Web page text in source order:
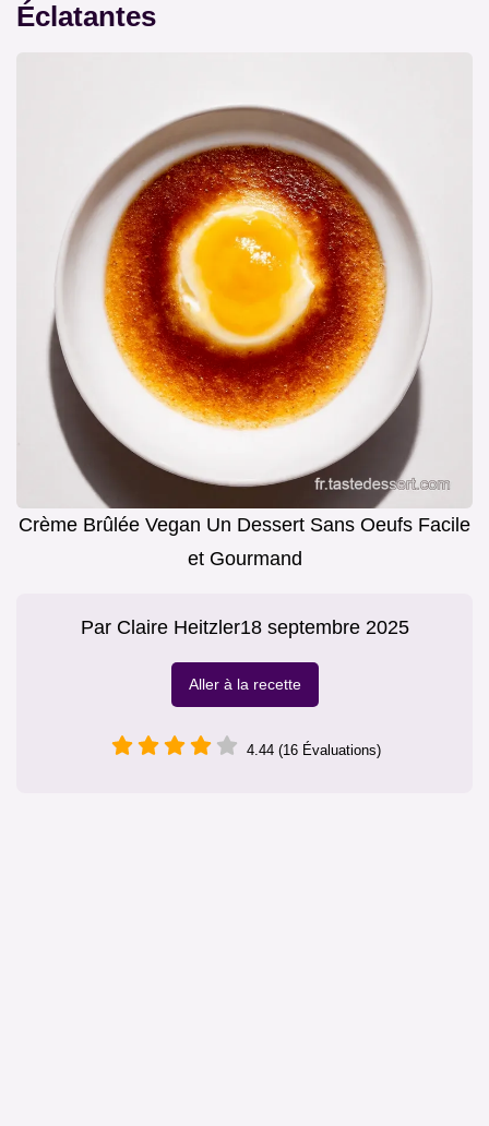
Éclatantes
Crème Brûlée Vegan Un Dessert Sans Oeufs Facile
et Gourmand
Par Claire Heitzler18 septembre 2025
Aller à la recette
4.44 (16 Évaluations)